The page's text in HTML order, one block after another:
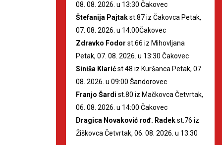
08. 08. 2026. u 13:30 Čakovec
Štefanija Pajtakst.87 iz Čakovca Petak,
07. 08. 2026. u 14:00Čakovec
Zdravko Fodor st.66 iz Mihovljana
Petak, 07. 08. 2026. u 13:30 Čakovec
Siniša Klarićst.48 iz Kuršanca Petak, 07.
08. 2026. u 09:00 Šandorovec
Franjo Šardi st.80 iz Mačkovca Četvrtak,
06. 08. 2026. u 14:00 Čakovec
Dragica Novaković rođ. Radekst.76 iz
Žiškovca Četvrtak, 06. 08. 2026. u 13:30